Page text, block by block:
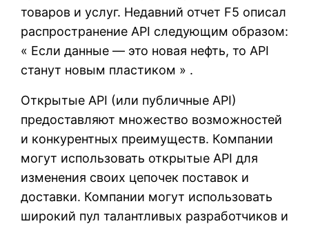
товаров и услуг. Недавний отчет F5 описал
распространение API следующим образом:
« Если данные — это новая нефть, то API
станут новым пластиком » .
Открытые API (или публичные API)
предоставляют множество возможностей
и конкурентных преимуществ. Компании
могут использовать открытые API для
изменения своих цепочек поставок и
доставки. Компании могут использовать
широкий пул талантливых разработчиков и